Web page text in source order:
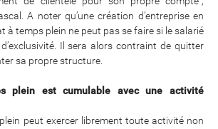
A noter qu’une création d’entreprise en
à temps plein ne peut pas se faire si le salarié
Il sera alors contraint de quitter
sa propre structure.
plein est cumulable avec une activité
peut exercer librement toute activité non